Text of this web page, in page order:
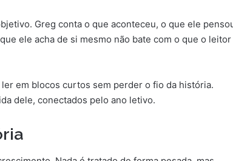
Greg conta o que aconteceu, o que ele
ele acha de si mesmo não bate com o que o leitor
em blocos curtos sem perder o fio da história.
dele, conectados pelo ano letivo.